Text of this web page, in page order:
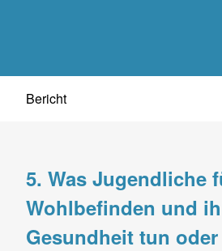
Bericht
5. Was Jugendliche
Wohlbefinden und
Gesundheit tun